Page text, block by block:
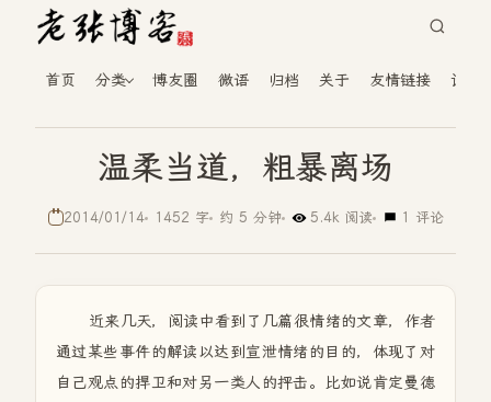
首页 分类 博友圈 微语 归档 关于 友情链接 读者
温柔当道，粗暴离场
2014/01/14 1452 字 约 5 分钟 5.4k 阅读 1 评论
近来几天，阅读中看到了几篇很情绪的文章，作者
通过某些事件的解读以达到宣泄情绪的目的，体现了对
自己观点的捍卫和对另一类人的抨击。比如说肯定曼德